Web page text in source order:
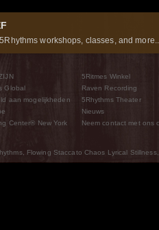
workshops, classes, and
Global
aan mogelijkheden
Center® New York
5Ritmes Winkel
Raven Recording
5Rhythms Theater
Nieuws
Neem contact met ons
Flowing Staccato Chaos Lyrical